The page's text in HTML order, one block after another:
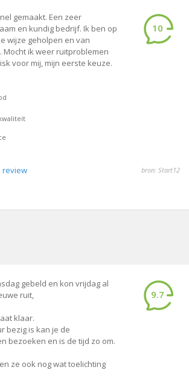
gemaakt. Een zeer
en kundig bedrijf. Ik ben op
wijze geholpen en van
ik weer ruitproblemen
voor mij, mijn eerste keuze.
10
review bron: Start12
gebeld en kon vrijdag al
ruit,
klaar.
bezig is kan je de
bezoeken en is de tijd zo om.
ze ook nog wat toelichting
9.7